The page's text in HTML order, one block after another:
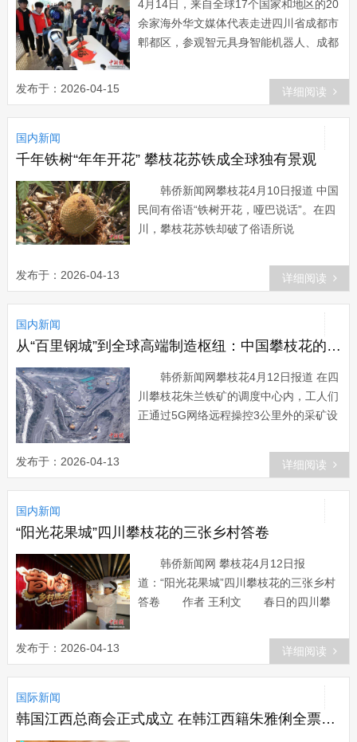
好莱坞的硬核数智影视制作实力···...
4月14日，来自全球17个国家和地区的20
余家海外华文媒体代表走进四川省成都市
郫都区，参观智元具身智能机器人、成都
性项目蜀绣，感受鹃城魅力。图为华文媒
体代表观摩机器人写“福”字。中新社记者
张浪 摄4月14日，来自全球17个国家和地
区的20余家海外华文媒体代表走进四川省
成都市郫都区，参观智元具身智能机器
遗产代表性项目蜀绣，感受···...
发布于：2026-04-15 详细阅读
国内新闻
千年铁树“年年开花” 攀枝花苏铁成全球独有景观
韩侨新闻网攀枝花4月10日报道 中国
民间有俗语“铁树开花，哑巴说话”。在四
川，攀枝花苏铁却破了俗语所说
枝花苏铁竞相绽放。这是全球唯一每年大
规模开花的野生苏铁群落，其原因在于攀
枝花独特的干热河谷气候和地理位置：冬
季温和、日照充足、热量丰富、海拔和纬
度适宜，在此环境下的野生攀枝花苏铁群
铺满金沙江干热河谷，金黄纺锤状的雄花
···...
发布于：2026-04-13 详细阅读
国内新闻
从“百里钢城”到全球高端制造枢纽：中国攀枝花的产业跃迁路
韩侨新闻网攀枝花4月12日报道 在四
川攀枝花朱兰铁矿的调度中心内，工人们
正通过5G网络远程操控3公里外的采矿设
梭，电铲精准装卸。2025年 7月9日，航
拍朱兰铁矿5G远程采矿作业区域。(无人
机照片) 中新社记者 刘忠俊 摄 “我们
实现了‘穿-铲-运’流程的远程协同作业，操
作员从粉尘弥漫的现场到窗明几净的控制
矿业有限公司朱兰···...
发布于：2026-04-13 详细阅读
国内新闻
“阳光花果城”四川攀枝花的三张乡村答卷
韩侨新闻网 攀枝花4月12日报
道：“阳光花果城”四川攀枝花的三张乡村
答卷 作者 王利文 春日的四川攀
名，温暖不仅孕育了繁花与鲜果，更悄然
改变着当地村落面貌，使其成为承载新人
群、新产业与新生活的热土。不同乡村给
出了不同的振兴答卷。4月10日，四川省
攀枝花市盐边县昔格达村，游客走进乡村
发布于：2026-04-13 详细阅读
国际新闻
韩国江西总商会正式成立 在韩江西籍朱雅俐全票当选首届会长